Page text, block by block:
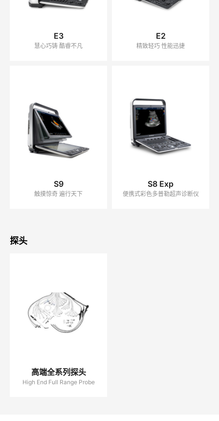
E3
慧心巧铸 酷睿不凡
E2
精致轻巧 性能迅捷
S9
触摸惊奇 遍行天下
S8 Exp
便携式彩色多普勒超声诊断仪
探头
高端全系列探头
High End Full Range Probe